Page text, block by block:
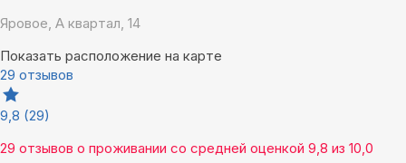
Яровое, А квартал, 14
Показать расположение на карте
29 отзывов
9,8 (29)
29 отзывов о проживании со средней оценкой 9,8 из 10,0